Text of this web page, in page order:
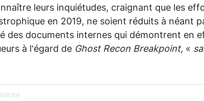
leurs inquiétudes, craignant que les
en 2019, ne soient réduits à néant
des documents internes qui démontrent en
à l’égard de Ghost Recon Breakpoint, «